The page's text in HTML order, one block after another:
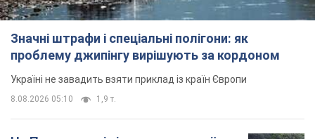
Значні штрафи і спеціальні полігони: як
проблему джипінгу вирішують за кордоном
Україні не завадить взяти приклад із країн Європи
8.08.2026 05:10 1,9 т.